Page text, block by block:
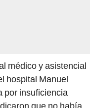
médico y asistencial
hospital Manuel
por insuficiencia
que no había